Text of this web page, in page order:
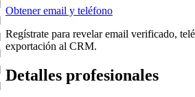
Obtener email y teléfono
Regístrate para revelar email verificado,
exportación al CRM.
Detalles profesionales